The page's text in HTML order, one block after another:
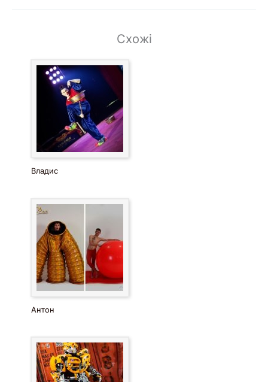
Схожі
Владис
Антон